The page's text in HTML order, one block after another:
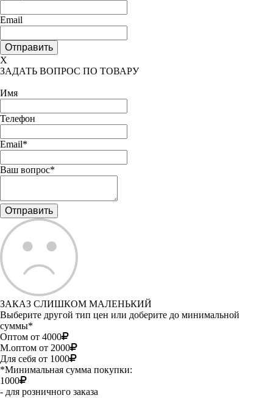
Email
X
ЗАДАТЬ ВОПРОС ПО ТОВАРУ
Имя
Телефон
Email*
Ваш вопрос*
ЗАКАЗ СЛИШКОМ МАЛЕНЬКИЙ
Выберите другой тип цен или доберите до минимальной
суммы*
Оптом от 4000
М.оптом от 2000
Для себя от 1000
*Минимальная сумма покупки:
1000
- для розничного заказа